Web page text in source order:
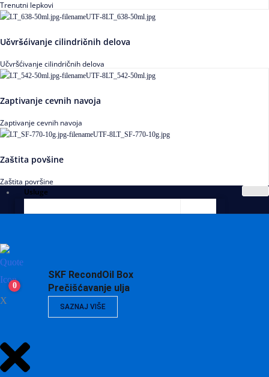
Trenutni lepkovi
Učvršćivanje cilindričnih delova
Učvršćivanje cilindričnih delova
Zaptivanje cevnih navoja
Zaptivanje cevnih navoja
Zaštita povšine
Zaštita površine
Usluge
SKF RecondOil Box
Prečišćavanje ulja
SAZNAJ VIŠE
0
X